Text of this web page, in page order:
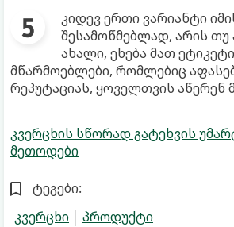
კიდევ ერთი ვარიანტი
შესამოწმებლად, არის თუ
ახალი, ეხება მათ
მწარმოებლები, რომლებიც
რეპუტაციას, ყოველთვის აწერენ
კვერცხის სწორად გატეხვის
მეთოდები
ტეგები:
კვერცხი
პროდუქტი